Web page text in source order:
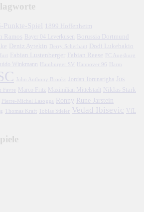
Punkte-Spiel 1899 Hoffenheim
Ramos Bayer 04 Leverkusen Borussia Dortmund
Deniz Aytekin Derry Scherhant
Dodi Lukebakio
Fabian Lustenberger Fabian Reese FC Augsburg
Winkmann Hamburger SV
John Anthony Brooks Jordan Torunarigha
Jos
Favre Marco Fritz Maximilian Mittelstädt Niklas Stark
Pierre-Michel Lasogga Ronny Rune Jarstein
Thomas Kraft Tobias Stieler Vedad Ibisevic
VfL